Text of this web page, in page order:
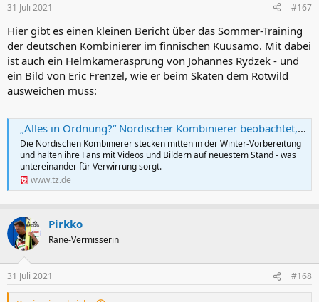
31 Juli 2021 #167
Hier gibt es einen kleinen Bericht über das Sommer-Training
der deutschen Kombinierer im finnischen Kuusamo. Mit dabei
ist auch ein Helmkamerasprung von Johannes Rydzek - und
ein Bild von Eric Frenzel, wie er beim Skaten dem Rotwild
ausweichen muss:
„Alles in Ordnung?“ Nordischer Kombinierer beobachtet, wie sich Kollege in Wiese legt - der antwortet prompt
Die Nordischen Kombinierer stecken mitten in der Winter-Vorbereitung
und halten ihre Fans mit Videos und Bildern auf neuestem Stand - was
untereinander für Verwirrung sorgt.
www.tz.de
Pirkko
Rane-Vermisserin
31 Juli 2021 #168